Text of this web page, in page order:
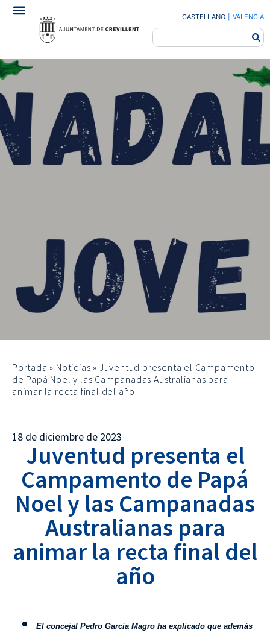
CASTELLANO VALENCIÀ
Portada » Noticias » Juventud presenta el Campamento
de Papá Noel y las Campanadas Australianas para
animar la recta final del año
18 de diciembre de 2023
Juventud presenta el
Campamento de Papá
Noel y las Campanadas
Australianas para
animar la recta final del
año
El concejal Pedro García Magro ha explicado que además